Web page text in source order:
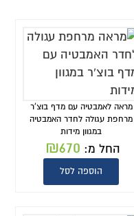
מראה לאמבטיה עם מדף בוצ'ר
מרחפת עגולה לחדר האמבטיה
במגוון מידות
החל מ: ₪670
הוספה לסל